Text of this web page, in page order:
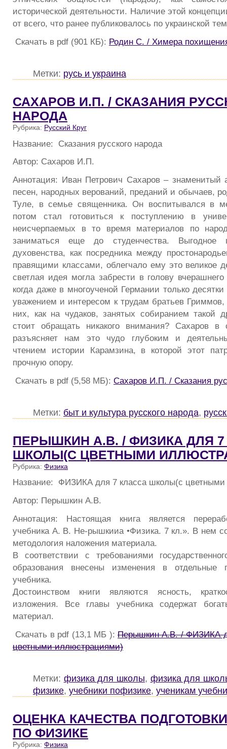
исторической деятельности. Наличие этой
от всего, что ранее публиковалось по украинской
Скачать в pdf (901 КБ): Родин С. / Химера
Метки: русь и украина
САХАРОВ И.П. / СКАЗАНИЯ
НАРОДА
Рубрика: Русский Круг
Название: Сказания русского народа
Автор: Сахаров И.П.
Аннотация: Иван Петрович Сахаров – знаменитый
песен, народных верований, преданий и обычаев,
Туле, в семье священника. Он воспитывался в
потом стал готовиться к поступлению в
неисчерпаемых в то время материалов по
заниматься еще до студенчества. Выгодное
духовенства, как посредника между
правящими классами, облегчало ему это великое
светлая идея могла забрести в голову
когда даже в многоученой Германии только
уважением и интересом к трудам братьев
них, как на чудаков, занятых собиранием такой
стоит обращать никакого внимания? Сахаров в
разъясняет нам это чудо глубоким и
чтением истории Карамзина, в которой этот
прочную опору.
Скачать в pdf (5,58 МБ): Сахаров И.П. / Сказания
Метки: быт и культура русского народа,
ПЕРЫШКИН А.В. / ФИЗИКА ДЛЯ 7
ШКОЛЫ(С ЦВЕТНЫМИ
Рубрика: Физика
Название: ФИЗИКА для 7 класса школы(с
Автор: Перышкин А.В.
Аннотация: Настоящая книга является
учебника А. В. Не-рышкииа •Физика. 7 кл.». В нем
методология наложения материала.
В соответствии с требованиями
образования внесены изменения в отдельные
учебника.
Достоинством книги являются ясность,
изложения. Все главы учебника содержат
материал.
Скачать в pdf (13,1 МБ ): Перышкин А.В. / ФИЗИКА
цветными иллюстрациями)
Метки: физика для школы, физика для
физике, учебники пофизике, ученикам
ОЦЕНКА КАЧЕСТВА
ПО ФИЗИКЕ
Рубрика: Физика